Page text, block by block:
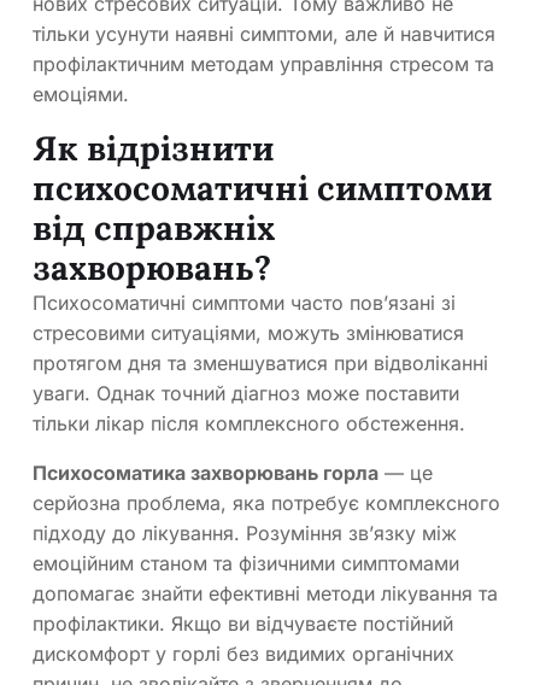
тільки усунути наявні симптоми, але й навчитися
профілактичним методам управління стресом та
емоціями.
Як відрізнити
психосоматичні симптоми
від справжніх
захворювань?
Психосоматичні симптоми часто пов’язані зі
стресовими ситуаціями, можуть змінюватися
протягом дня та зменшуватися при відволіканні
уваги. Однак точний діагноз може поставити
тільки лікар після комплексного обстеження.
Психосоматика захворювань горла — це
серйозна проблема, яка потребує комплексного
підходу до лікування. Розуміння зв’язку між
емоційним станом та фізичними симптомами
допомагає знайти ефективні методи лікування та
профілактики. Якщо ви відчуваєте постійний
дискомфорт у горлі без видимих органічних